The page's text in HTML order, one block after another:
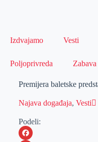
Izdvajamo Vesti
Poljoprivreda Zabava
Premijera baletske
Najava događaja, Vesti
Podeli: